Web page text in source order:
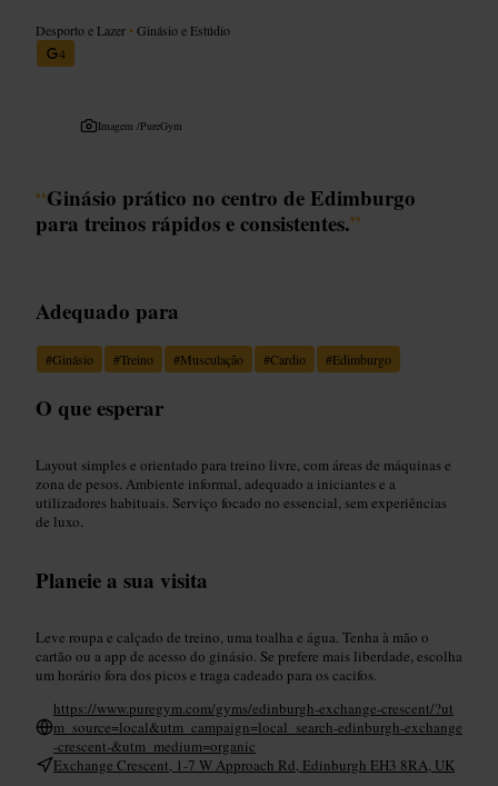
Desporto e Lazer •Ginásio e Estúdio
4
Imagem /PureGym
“Ginásio prático no centro de Edimburgo
para treinos rápidos e consistentes.”
Adequado para
#Ginásio #Treino #Musculação #Cardio #Edimburgo
O que esperar
Layout simples e orientado para treino livre, com áreas de máquinas e
zona de pesos. Ambiente informal, adequado a iniciantes e a
utilizadores habituais. Serviço focado no essencial, sem experiências
de luxo.
Planeie a sua visita
Leve roupa e calçado de treino, uma toalha e água. Tenha à mão o
cartão ou a app de acesso do ginásio. Se prefere mais liberdade, escolha
um horário fora dos picos e traga cadeado para os cacifos.
https://www.puregym.com/gyms/edinburgh-exchange-crescent/?ut
m_source=local&utm_campaign=local_search-edinburgh-exchange
-crescent-&utm_medium=organic
Exchange Crescent, 1-7 W Approach Rd, Edinburgh EH3 8RA, UK